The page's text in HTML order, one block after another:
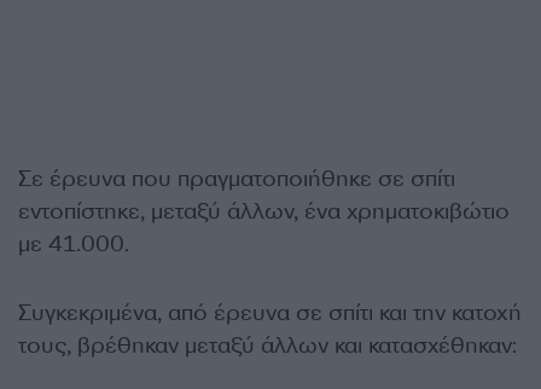
Σε έρευνα που πραγματοποιήθηκε σε σπίτι
εντοπίστηκε, μεταξύ άλλων, ένα χρηματοκιβώτιο
με 41.000.
Συγκεκριμένα, από έρευνα σε σπίτι και την κατοχή
τους, βρέθηκαν μεταξύ άλλων και κατασχέθηκαν: